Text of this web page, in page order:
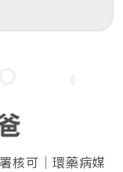
核可｜環藥病媒